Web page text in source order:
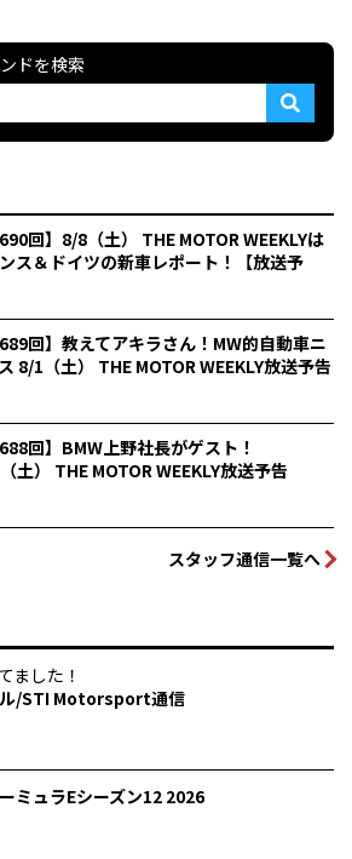
ドを検索
690回】8/8（土） THE MOTOR WEEKLYは
ス＆ドイツの新車レポート！【放送予
689回】教えてアキラさん！MW的自動車ニ
8/1（土） THE MOTOR WEEKLY放送予告
688回】BMW上野社長がゲスト！
土） THE MOTOR WEEKLY放送予告
スタッフ通信一覧へ
ました！
/STI Motorsport通信
ミュラEシーズン12 2026